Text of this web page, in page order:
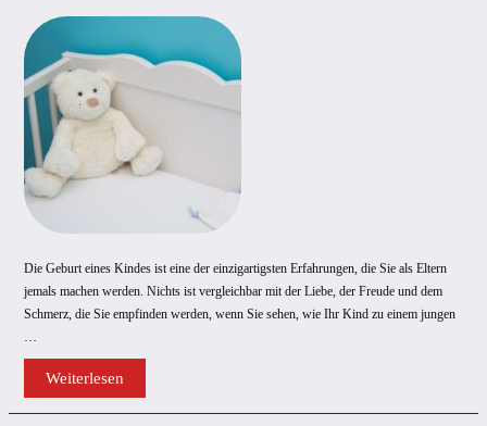
Die Geburt eines Kindes ist eine der einzigartigsten Erfahrungen, die Sie als Eltern
jemals machen werden. Nichts ist vergleichbar mit der Liebe, der Freude und dem
Schmerz, die Sie empfinden werden, wenn Sie sehen, wie Ihr Kind zu einem jungen
Wie
Weiterlesen